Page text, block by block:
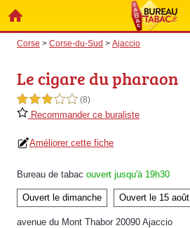
Corse > Corse-du-Sud > Ajaccio
Le cigare du pharaon
3,0 étoiles sur 5 (8)
Recommander ce buraliste
Améliorer cette fiche
Bureau de tabac ouvert jusqu'à 19h30
Ouvert le dimanche Ouvert le 15 août
avenue du Mont Thabor 20090 Ajaccio